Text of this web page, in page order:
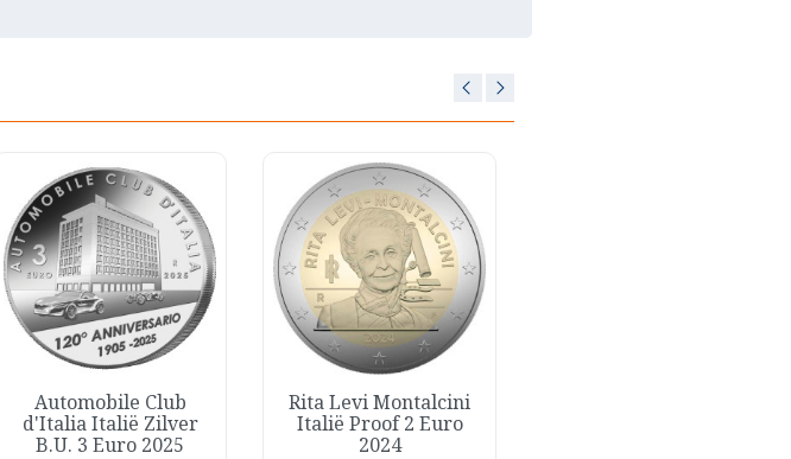
Snel bekijken
Automobile Club
d'Italia Italië Zilver
B.U. 3 Euro 2025
 Snel bekijken
Rita Levi Montalcini
Italië Proof 2 Euro
2024